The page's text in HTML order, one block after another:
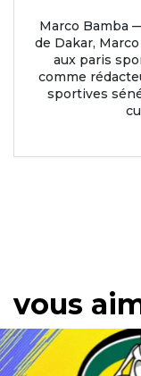
Marco Bamba
de Dakar,
aux paris
comme
sportives
vous